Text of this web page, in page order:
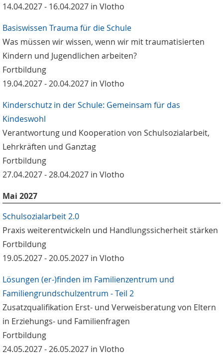
14.04.2027 - 16.04.2027 in Vlotho
Basiswissen Trauma für die Schule
Was müssen wir wissen, wenn wir mit traumatisierten
Kindern und Jugendlichen arbeiten?
Fortbildung
19.04.2027 - 20.04.2027 in Vlotho
Kinderschutz in der Schule: Gemeinsam für das
Kindeswohl
Verantwortung und Kooperation von Schulsozialarbeit,
Lehrkräften und Ganztag
Fortbildung
27.04.2027 - 28.04.2027 in Vlotho
Mai 2027
Schulsozialarbeit 2.0
Praxis weiterentwickeln und Handlungssicherheit stärken
Fortbildung
19.05.2027 - 20.05.2027 in Vlotho
Lösungen (er-)finden im Familienzentrum und
Familiengrundschulzentrum - Teil 2
Zusatzqualifikation Erst- und Verweisberatung von Eltern
in Erziehungs- und Familienfragen
Fortbildung
24.05.2027 - 26.05.2027 in Vlotho